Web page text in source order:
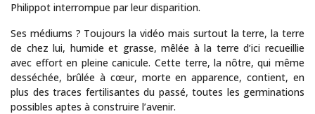
Philippot interrompue par leur disparition.
Ses médiums ? Toujours la vidéo mais surtout la terre, la terre
de chez lui, humide et grasse, mêlée à la terre d’ici recueillie
avec effort en pleine canicule. Cette terre, la nôtre, qui même
desséchée, brûlée à cœur, morte en apparence, contient, en
plus des traces fertilisantes du passé, toutes les germinations
possibles aptes à construire l’avenir.